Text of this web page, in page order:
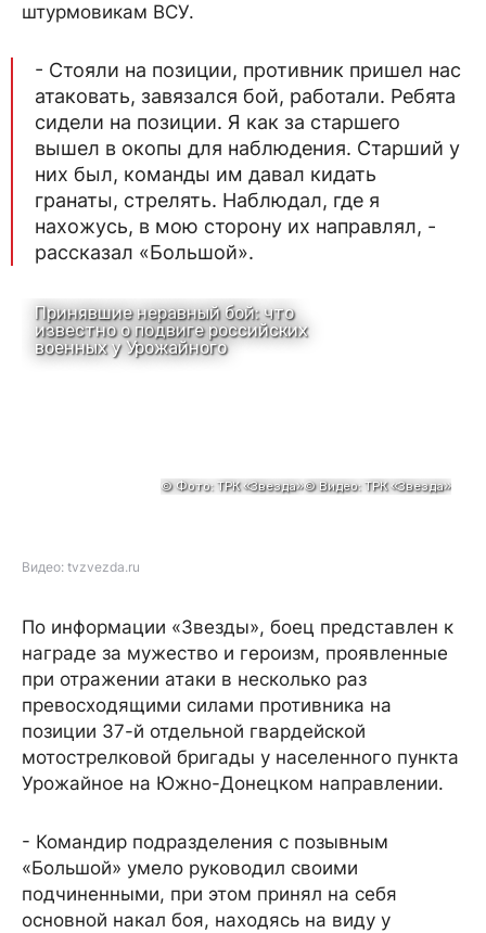
штурмовикам ВСУ.
- Стояли на позиции, противник пришел нас
атаковать, завязался бой, работали. Ребята
сидели на позиции. Я как за старшего
вышел в окопы для наблюдения. Старший у
них был, команды им давал кидать
гранаты, стрелять. Наблюдал, где я
нахожусь, в мою сторону их направлял, -
рассказал «Большой».
Видео: tvzvezda.ru
По информации «Звезды», боец представлен к
награде за мужество и героизм, проявленные
при отражении атаки в несколько раз
превосходящими силами противника на
позиции 37-й отдельной гвардейской
мотострелковой бригады у населенного пункта
Урожайное на Южно-Донецком направлении.
- Командир подразделения с позывным
«Большой» умело руководил своими
подчиненными, при этом принял на себя
основной накал боя, находясь на виду у